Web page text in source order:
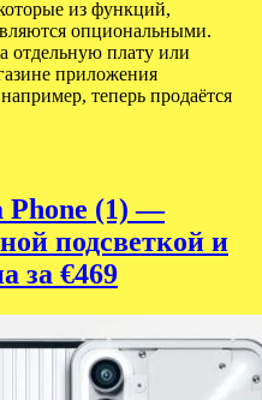
из функций,
опциональными.
отдельную плату или
приложения
теперь продаётся
Phone (1) —
подсветкой и
за €469